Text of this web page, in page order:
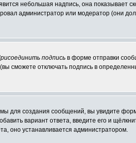
небольшая надпись, она показывает
администратор или модератор (они
подпись в форме отправки
сможете отключать подпись в
для создания сообщений, вы увидите
вариант ответа, введите его и
оно устанавливается администратором.